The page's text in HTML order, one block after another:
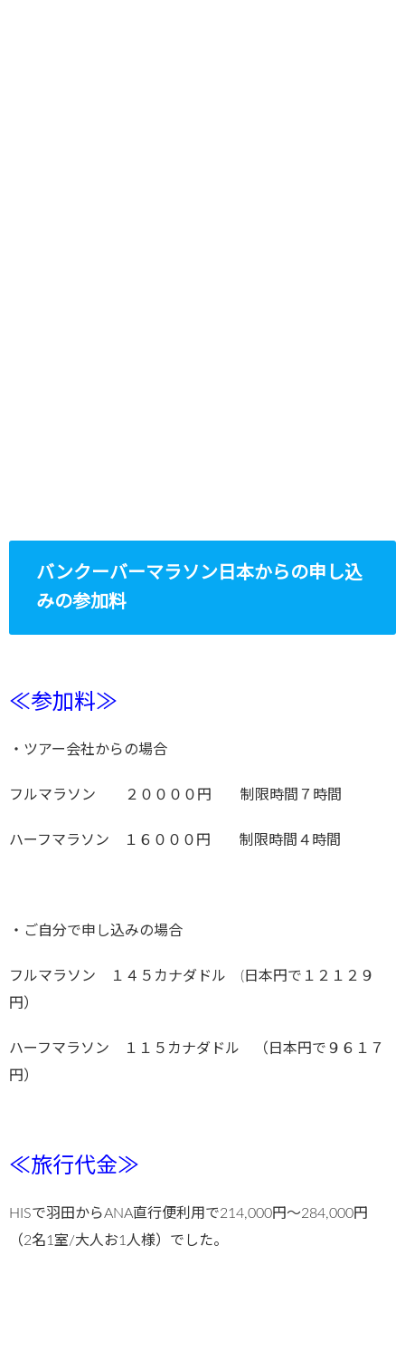
バンクーバーマラソン日本からの申し込
みの参加料
≪参加料≫
・ツアー会社からの場合
フルマラソン ２００００円 制限時間７時間
ハーフマラソン １６０００円 制限時間４時間
・ご自分で申し込みの場合
フルマラソン １４５カナダドル (日本円で１２１２９
円）
ハーフマラソン １１５カナダドル （日本円で９６１７
円）
≪旅行代金≫
HISで羽田からANA直行便利用で214,000円～284,000円
（2名1室/大人お1人様）でした。